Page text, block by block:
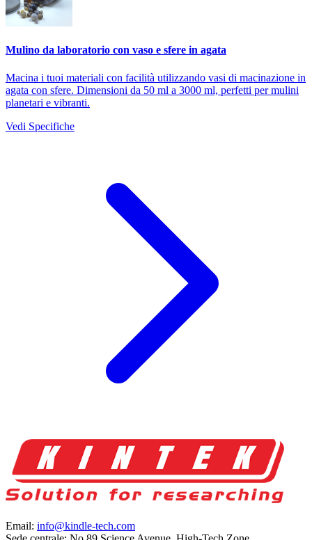
Mulino da laboratorio con vaso e sfere in agata
Macina i tuoi materiali con facilità utilizzando vasi di macinazione in
agata con sfere. Dimensioni da 50 ml a 3000 ml, perfetti per mulini
planetari e vibranti.
Vedi Specifiche
Email: info@kindle-tech.com